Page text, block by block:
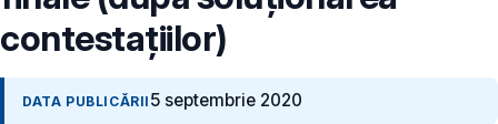
contestațiilor)
DATA PUBLICĂRII 5 septembrie 2020